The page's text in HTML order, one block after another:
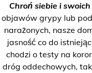
Chroń siebie i
objawów grypy lub
narażonych, nasze
jasność co do
chodzi o testy na
dróg oddechowych,